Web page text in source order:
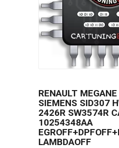
RENAULT
SIEMENS SID307
2426R SW3574R
10254348AA
LAMBDAOFF